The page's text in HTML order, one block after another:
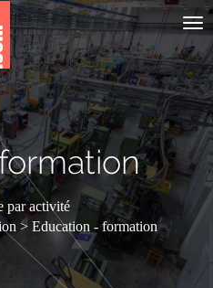
le
par activité
Education - formation